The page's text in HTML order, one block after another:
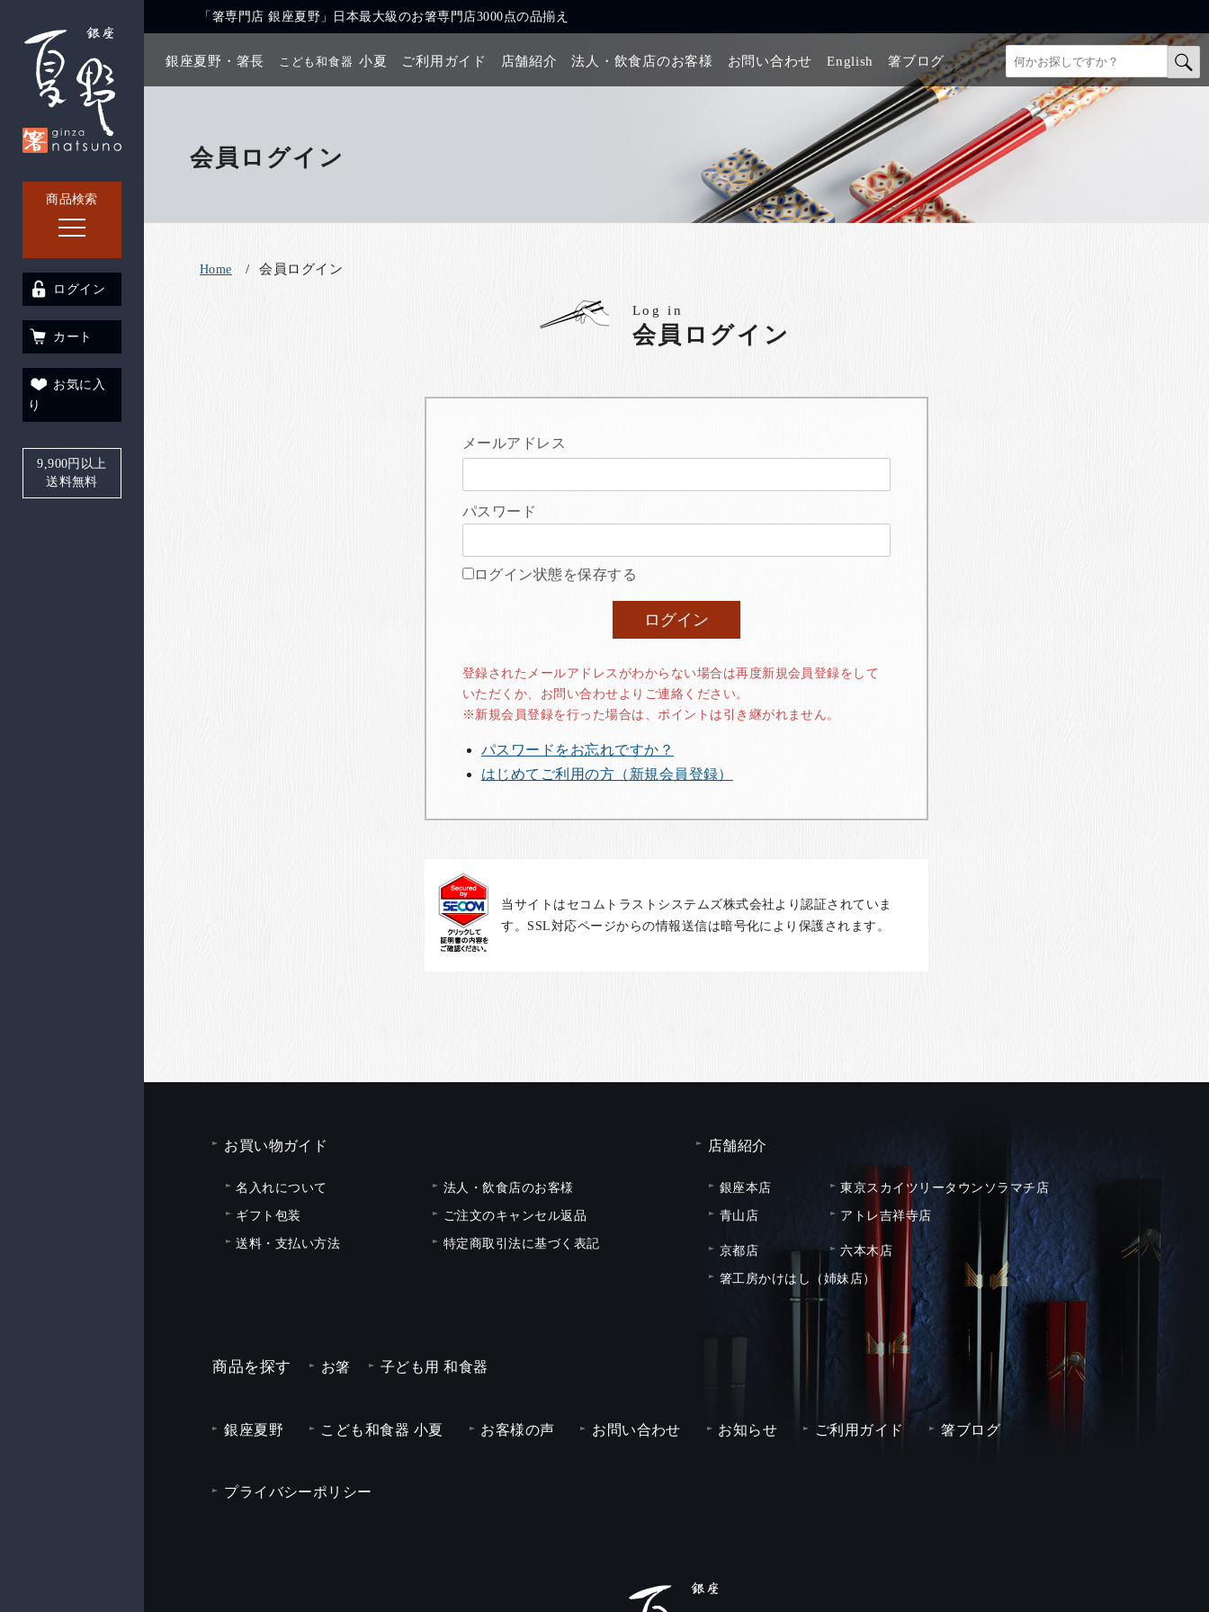
商品検索
「箸専門店 銀座夏野」日本最大級のお箸専門店3000点の品揃え
銀座夏野・箸長 こども和食器 小夏 ご利用ガイド 店舗紹介 法人・飲食店のお客様 お問い合わせ English 箸ブログ
ログイン
カート
お気に入
り
9,900円以上
送料無料
会員ログイン
Home 会員ログイン
Log in
会員ログイン
メールアドレス
パスワード
ログイン状態を保存する
登録されたメールアドレスがわからない場合は再度新規会員登録をして
いただくか、お問い合わせよりご連絡ください。
※新規会員登録を行った場合は、ポイントは引き継がれません。
パスワードをお忘れですか？
はじめてご利用の方（新規会員登録）
当サイトはセコムトラストシステムズ株式会社より認証されていま
す。SSL対応ページからの情報送信は暗号化により保護されます。
お買い物ガイド
名入れについて
法人・飲食店のお客様
ギフト包装
ご注文のキャンセル返品
送料・支払い方法
特定商取引法に基づく表記
店舗紹介
銀座本店
東京スカイツリータウンソラマチ店
青山店
アトレ吉祥寺店
京都店
六本木店
箸工房かけはし（姉妹店）
商品を探す お箸 子ども用 和食器
銀座夏野 こども和食器 小夏 お客様の声 お問い合わせ お知らせ ご利用ガイド 箸ブログ
プライバシーポリシー